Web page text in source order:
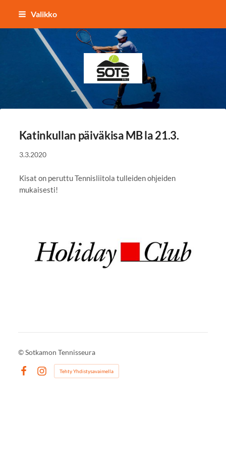
Siirry
sisältöön
Valikko
Sotkamon Tennisseura
Katinkullan päiväkisa MB la 21.3.
3.3.2020
Kisat on peruttu Tennisliitola tulleiden ohjeiden
mukaisesti!
©Sotkamon Tennisseura
Instagram
Tehty Yhdistysavaimella